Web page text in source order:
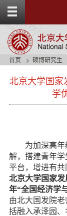
g
t
首页 硕博研究生
北京大学国家
学
为加深高
解，搭建青年
平台，增进有共
北京大学国家
年“全国经济学
由北大国发院
括融入承泽园